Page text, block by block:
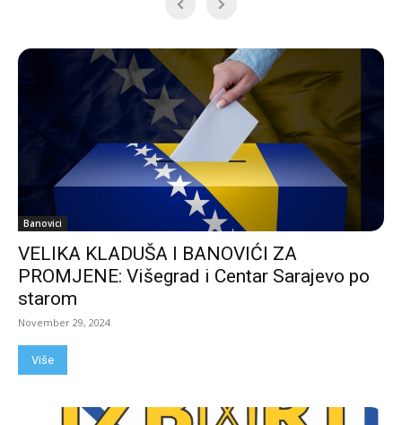
Banovici
VELIKA KLADUŠA I BANOVIĆI ZA
PROMJENE: Višegrad i Centar Sarajevo po
starom
November 29, 2024
Više